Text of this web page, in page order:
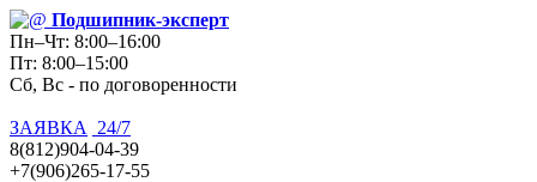
Подшипник-эксперт
Пн–Чт: 8:00–16:00
Пт: 8:00–15:00
Сб, Вс - по договоренности
ЗАЯВКА
24/7
8(812)904-04-39
+7(906)265-17-55